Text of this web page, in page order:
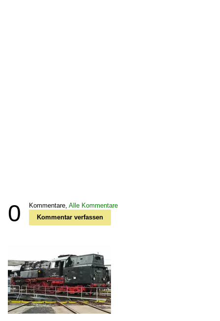
0 Kommentare, Alle Kommentare
Kommentar verfassen